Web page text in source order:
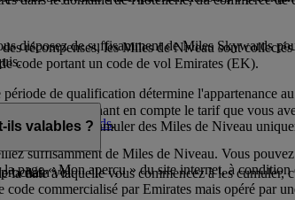
disposez de suffisamment de Miles Skywards
récompenses, les Miles de Niveau sont
code portant un code de vol Emirates (EK).
de qualification détermine l'appartenance
Skywards.
suffisamment de Miles de Niveau. Vous
page « Mon aperçu » du site internet, à condition
en prenant en compte le tarif que vous
vous pouvez cumuler des Miles de Niveau
vol.
ils valables ?
la date à laquelle vous commencez à les
commercialisé par Emirates mais opéré par